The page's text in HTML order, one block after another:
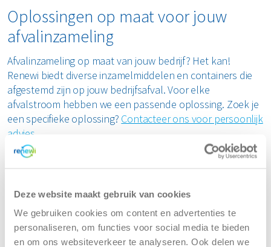
Deze website maakt gebruik van cookies
We gebruiken cookies om content en advertenties te
personaliseren, om functies voor social media te bieden
en om ons websiteverkeer te analyseren. Ook delen we
Oplossingen op maat voor jouw
afvalinzameling
Afvalinzameling op maat van jouw bedrijf? Het kan!
Renewi biedt diverse inzamelmiddelen en containers die
afgestemd zijn op jouw bedrijfsafval. Voor elke
afvalstroom hebben we een passende oplossing. Zoek je
een specifieke oplossing? Contacteer ons voor persoonlijk
advies